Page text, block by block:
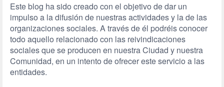
Este blog ha sido creado con el objetivo de dar un
impulso a la difusión de nuestras actividades y la de las
organizaciones sociales. A través de él podréis conocer
todo aquello relacionado con las reivindicaciones
sociales que se producen en nuestra Ciudad y nuestra
Comunidad, en un intento de ofrecer este servicio a las
entidades.